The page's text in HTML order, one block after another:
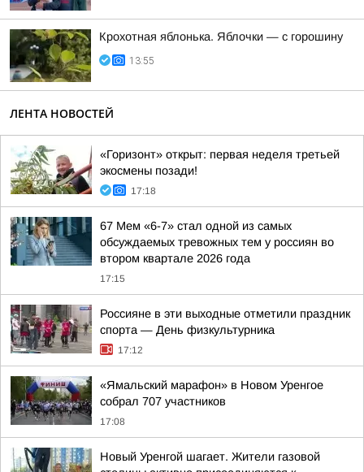
Крохотная яблонька. Яблочки — с горошину
13:55
ЛЕНТА НОВОСТЕЙ
«Горизонт» открыт: первая неделя третьей
экосмены позади!
17:18
67 Мем «6-7» стал одной из самых
обсуждаемых тревожных тем у россиян во
втором квартале 2026 года
17:15
Россияне в эти выходные отметили праздник
спорта — День физкультурника
17:12
«Ямальский марафон» в Новом Уренгое
собрал 707 участников
17:08
Новый Уренгой шагает. Жители газовой